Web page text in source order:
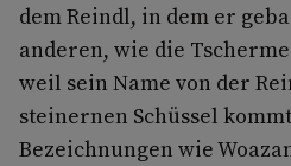
dem Reindl, in dem er
anderen, wie die
weil sein Name von der
steinernen Schüssel
Bezeichnungen wie